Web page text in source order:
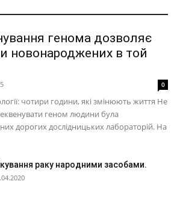
генома дозволяє
новонароджених в той
0
чотири години, які змінюють життя Не
геном людини була
дорогих дослідницьких лабораторій. На
раку народними засобами.